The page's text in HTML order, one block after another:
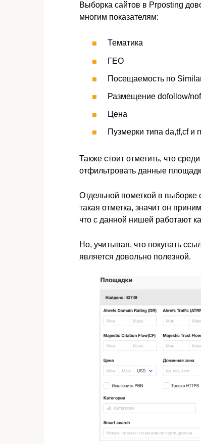
Выборка сайтов в Prposting
многим показателям:
Тематика
ГЕО
Посещаемость по
Размещение dofollow/
Цена
Пузмерки типа da,tf,cf и
Также стоит отметить, что
отфильтровать данные
Отдельной пометкой в выборке
такая отметка, значит он
что с данной нишей работают
Но, учитывая, что покупать
является довольно полезной.